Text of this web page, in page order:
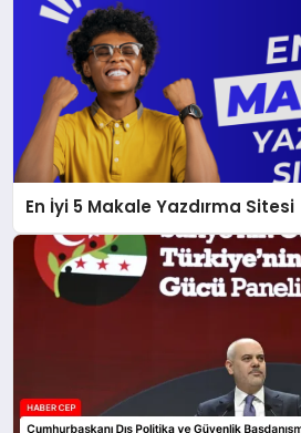
En İyi 5 Makale Yazdırma Sitesi